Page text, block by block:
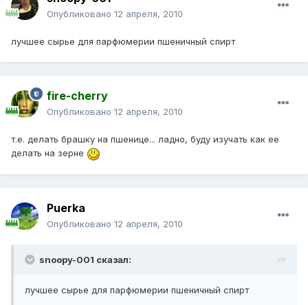
Опубликовано 12 апреля, 2010
лучшее сырье для парфюмерии пшеничный спирт
fire-cherry
Опубликовано 12 апреля, 2010
т.е. делать брашку на пшенице... ладно, буду изучать как ее
делать на зерне
Puerka
Опубликовано 12 апреля, 2010
snoopy-001 сказал:
лучшее сырье для парфюмерии пшеничный спирт